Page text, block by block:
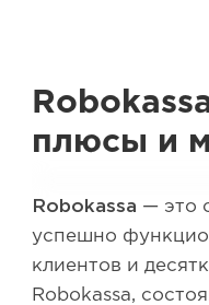
плюсы и
Robokassa — это
успешно
клиентов и
Robokassa,